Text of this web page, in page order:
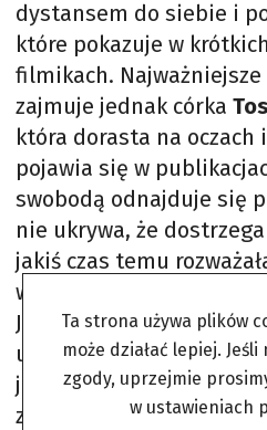
dystansem do siebie i
które pokazuje w krótkich
filmikach.
zajmuje jednak córka
która dorasta na
pojawia się w
swobodą odnajduje się
nie ukrywa, że
jakiś czas temu
własnego kanału na
Jednocześnie
udział Tosi w jej
jasno określonych
zarobione przez nią
Ta strona używa plików
może działać lepiej.
zgody, uprzejmie
w ustawieniach